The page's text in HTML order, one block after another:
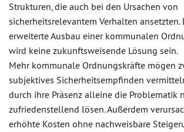
Strukturen, die auch bei den Ursachen von
sicherheitsrelevantem Verhalten
erweiterte Ausbau einer kommunalen
wird keine zukunftsweisende Lösung sein.
Mehr kommunale Ordnungskräfte mögen
subjektives Sicherheitsempfinden
durch ihre Präsenz alleine die Problematik
zufriedenstellend lösen. Außerdem
erhöhte Kosten ohne nachweisbare